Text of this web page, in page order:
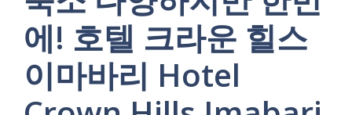
에! 호텔 크라운 힐스
이마바리 Hotel